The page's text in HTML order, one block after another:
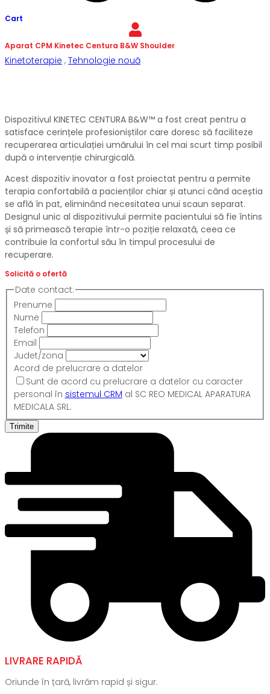
Cart
Aparat CPM Kinetec Centura B&W Shoulder
Kinetoterapie , Tehnologie nouă
Dispozitivul KINETEC CENTURA B&W™ a fost creat pentru a
satisface cerințele profesioniștilor care doresc să faciliteze
recuperarea articulației umărului în cel mai scurt timp posibil
după o intervenție chirurgicală.
Acest dispozitiv inovator a fost proiectat pentru a permite
terapia confortabilă a pacienților chiar și atunci când aceștia
se află în pat, eliminând necesitatea unui scaun separat.
Designul unic al dispozitivului permite pacientului să fie întins
și să primească terapie într-o poziție relaxată, ceea ce
contribuie la confortul său în timpul procesului de
recuperare.
Solicită o ofertă
Date contact:
Prenume
Nume
Telefon
Email
Judet/zona
Acord de prelucrare a datelor
Sunt de acord cu prelucrare a datelor cu caracter
personal în sistemul CRM al SC REO MEDICAL APARATURA
MEDICALA SRL.
LIVRARE RAPIDĂ
Oriunde în țară, livrăm rapid și sigur.